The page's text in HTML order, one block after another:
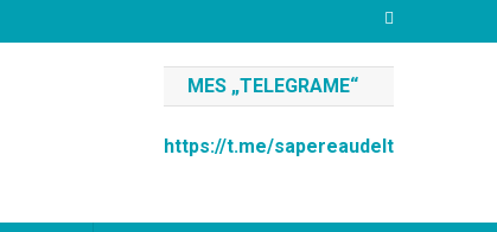
MES „TELEGRAME“
https://t.me/sapereaudelt